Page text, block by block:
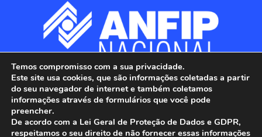
Temos compromisso com a sua privacidade.
Este site usa cookies, que são informações coletadas a partir
do seu navegador de internet e também coletamos
informações através de formulários que você pode
preencher.
De acordo com a Lei Geral de Proteção de Dados e GDPR,
respeitamos o seu direito de não fornecer essas informações